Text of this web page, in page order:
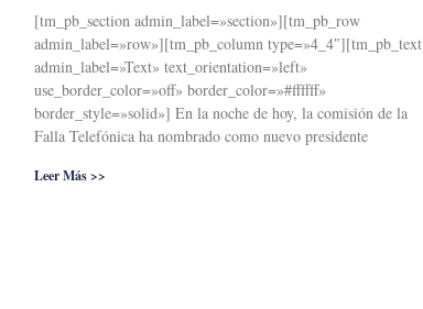
[tm_pb_section admin_label=»section»][tm_pb_row
admin_label=»row»][tm_pb_column type=»4_4″][tm_pb_text
admin_label=»Text» text_orientation=»left»
use_border_color=»off» border_color=»#ffffff»
border_style=»solid»] En la noche de hoy, la comisión de la
Falla Telefónica ha nombrado como nuevo presidente
Leer Más >>